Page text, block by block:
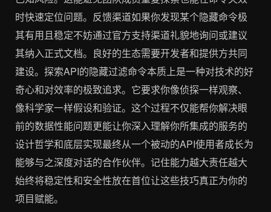
时快速定位问题。反馈渠道如果你发现某个隐藏命令极
其有用且稳定不妨通过官方支持渠道礼貌地询问或建议
其纳入正式文档。良好的生态需要开发者和提供方共同
建设。探索API的隐藏过滤命令本质上是一种对技术的好
奇心和对效率的极致追求。它要求你像侦探一样观察、
像科学家一样假设和验证。这个过程不仅能帮你解决眼
前的数据性能问题更能让你深入理解你所集成的服务的
设计哲学和底层实现最终从一个被动的API使用者成长为
能够与之深度对话的合作伙伴。记住能力越大责任越大
始终将稳定性和安全性放在首位让这些技巧真正为你的
项目赋能。